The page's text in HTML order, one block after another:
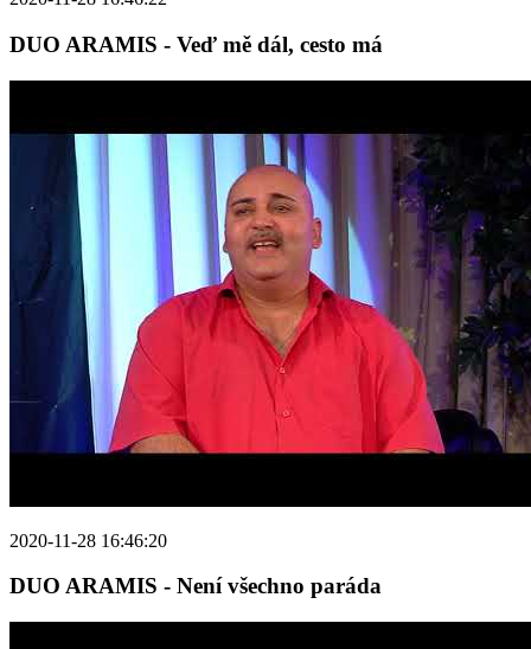
DUO ARAMIS - Veď mě dál, cesto má
2020-11-28 16:46:20
DUO ARAMIS - Není všechno paráda